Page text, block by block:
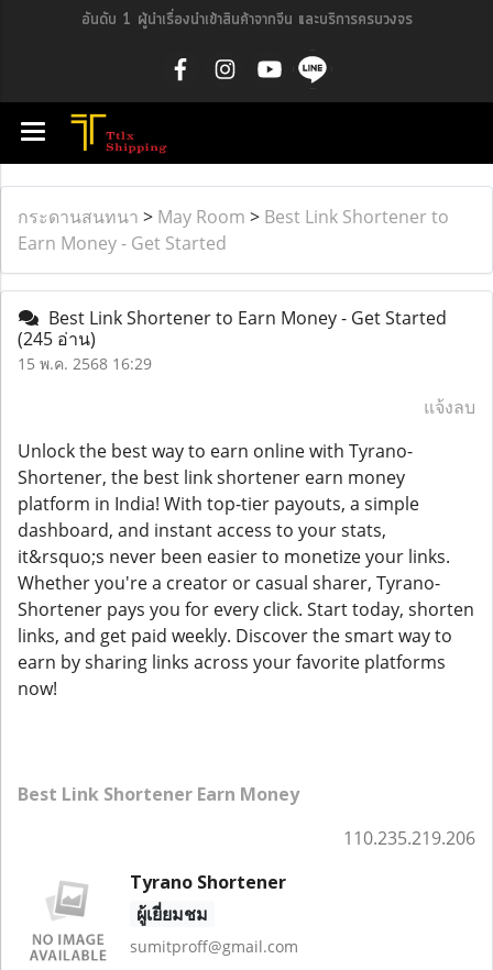
อันดับ 1 ผู้นำเรื่องนำเข้าสินค้าจากจีน และบริการครบวงจร
กระดานสนทนา > May Room > Best Link Shortener to
Earn Money - Get Started
Best Link Shortener to Earn Money - Get Started
(245 อ่าน)
15 พ.ค. 2568 16:29
แจ้งลบ
Unlock the best way to earn online with Tyrano-
Shortener, the best link shortener earn money
platform in India! With top-tier payouts, a simple
dashboard, and instant access to your stats,
it&rsquo;s never been easier to monetize your links.
Whether you're a creator or casual sharer, Tyrano-
Shortener pays you for every click. Start today, shorten
links, and get paid weekly. Discover the smart way to
earn by sharing links across your favorite platforms
now!
Best Link Shortener Earn Money
110.235.219.206
Tyrano Shortener
ผู้เยี่ยมชม
sumitproff@gmail.com